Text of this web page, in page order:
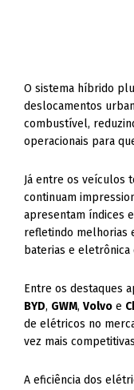
O sistema híbrido
deslocamentos
combustível,
operacionais para
Já entre os veículos
continuam
apresentam índices
refletindo melhorias
baterias e eletrônica
Entre os destaques
BYD, GWM,Volvo e
de elétricos no
vez mais
A eficiência dos